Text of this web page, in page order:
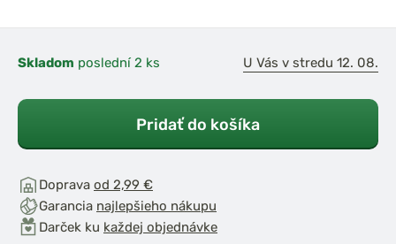
Skladom poslední 2 ks U Vás v stredu 12. 08.
Pridať do košíka
Doprava od 2,99 €
Garancia najlepšieho nákupu
Darček ku každej objednávke